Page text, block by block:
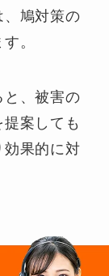
鳩対策の
。
、被害の
案しても
効果的に対